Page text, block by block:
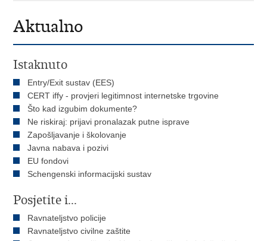
Aktualno
Istaknuto
Entry/Exit sustav (EES)
CERT iffy - provjeri legitimnost internetske trgovine
Što kad izgubim dokumente?
Ne riskiraj: prijavi pronalazak putne isprave
Zapošljavanje i školovanje
Javna nabava i pozivi
EU fondovi
Schengenski informacijski sustav
Posjetite i...
Ravnateljstvo policije
Ravnateljstvo civilne zaštite